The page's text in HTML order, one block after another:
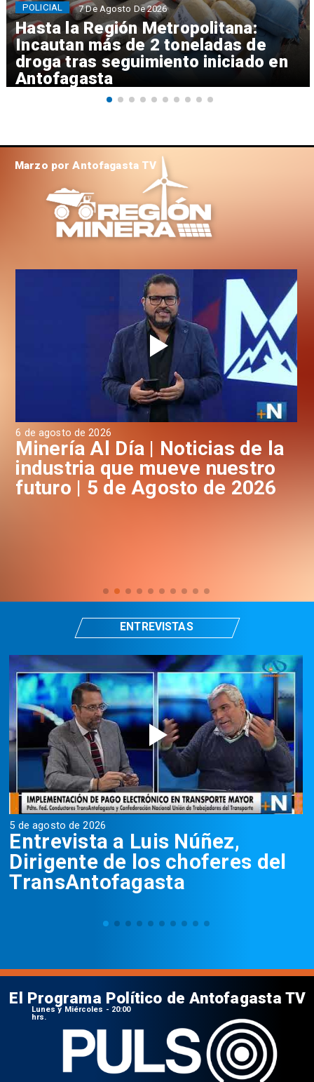
Hasta la Región Metropolitana:
Incautan más de 2 toneladas de
droga tras seguimiento iniciado en
Antofagasta
POLICIAL 7 De Agosto De 2026
6 de agosto de 2026
Minería Al Día | Noticias de la
industria que mueve nuestro
futuro | 5 de Agosto de 2026
Marzo por Antofagasta TV
5 de agosto de 2026
Entrevista a Luis Núñez,
Dirigente de los choferes del
TransAntofagasta
ENTREVISTAS
El Programa Político de Antofagasta TV
Lunes y Miércoles - 20:00
hrs.